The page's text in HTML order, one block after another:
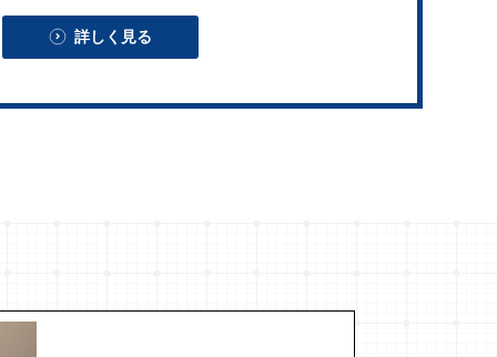
詳しく見る